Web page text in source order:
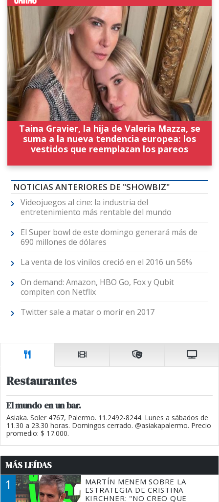
Taina Gravier, la hija de Valeria Mazza, se
suma a la nueva tendencia europea: los
vestidos que reemplazan los pareos
NOTICIAS ANTERIORES DE "SHOWBIZ"
Videojuegos al cine: la industria del
entretenimiento más rentable del mundo
El Super bowl de este domingo generará más de
690 millones de dólares
La venta de los vinilos creció en el 2016 un 56%
On demand: Amazon, HBO Go, Fox y Qubit
compiten con Netflix
Twitter sale a matar o morir en 2017
Restaurantes
El mundo en un bar.
Asiaka. Soler 4767, Palermo. 11.2492-8244. Lunes a sábados de
11.30 a 23.30 horas. Domingos cerrado. @asiakapalermo. Precio
promedio: $ 17.000.
MÁS LEÍDAS
1
MARTÍN MENEM SOBRE LA
ESTRATEGIA DE CRISTINA
KIRCHNER: "NO CREO QUE